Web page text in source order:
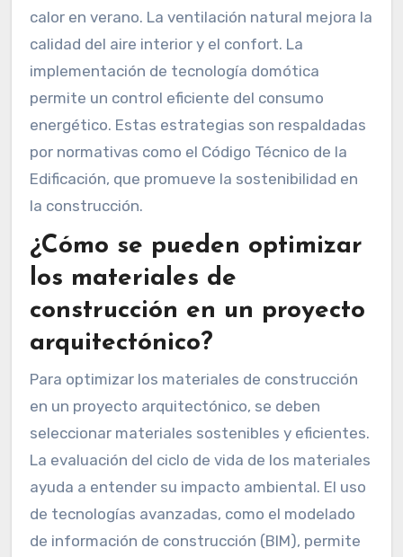
calor en verano. La ventilación natural mejora la
calidad del aire interior y el confort. La
implementación de tecnología domótica
permite un control eficiente del consumo
energético. Estas estrategias son respaldadas
por normativas como el Código Técnico de la
Edificación, que promueve la sostenibilidad en
la construcción.
¿Cómo se pueden optimizar
los materiales de
construcción en un proyecto
arquitectónico?
Para optimizar los materiales de construcción
en un proyecto arquitectónico, se deben
seleccionar materiales sostenibles y eficientes.
La evaluación del ciclo de vida de los materiales
ayuda a entender su impacto ambiental. El uso
de tecnologías avanzadas, como el modelado
de información de construcción (BIM), permite